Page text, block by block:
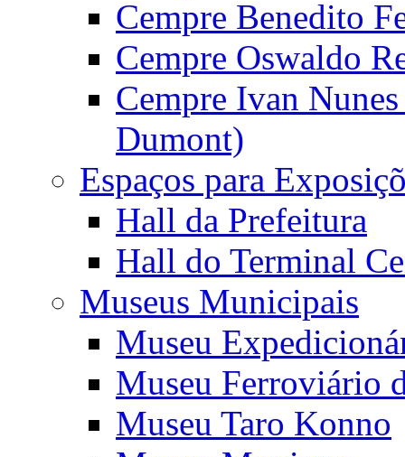
Cempre Benedito
Cempre Oswaldo
Cempre Ivan
Dumont)
Espaços para
Hall da Prefeitura
Hall do Terminal
Museus Municipais
Museu
Museu Ferroviário
Museu Taro Konno